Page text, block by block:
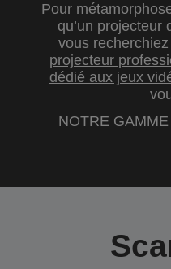
Pour
qu’un projecteur
vous recherchiez
projecteur
dédié aux jeux
NOTRE